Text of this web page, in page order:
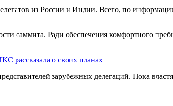
из России и Индии. Всего, по
саммита. Ради обеспечения комфортного
рассказала о своих планах
зарубежных делегаций. Пока